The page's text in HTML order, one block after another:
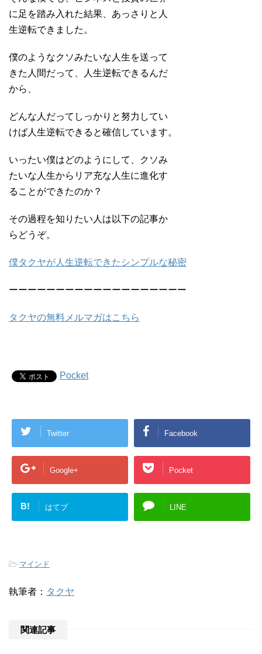
に足を踏み入れた結果、あっさりと人
生逆転できました。
僕のようなクソみたいな人生を送って
きた人間だって、人生逆転できるんだ
から、
どんな人だってしっかりと努力してい
けば人生逆転できると確信しています。
いったい僕はどのようにして、クソみ
たいな人生からリア充な人生に進化す
ることができたのか？
その過程を知りたい人は以下の記事か
らどうぞ。
僕タクヤが人生逆転できたシンプルな秘密
ーーーーーーーーーーーーーーーーーーー
タクヤの無料メルマガはこちら
Pocket
Twitter Facebook
Google+ Pocket
B! はてブ LINE
-マインド
執筆者： タクヤ
関連記事